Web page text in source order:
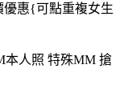
優惠{可點重複女生
本人照 特殊MM 搶